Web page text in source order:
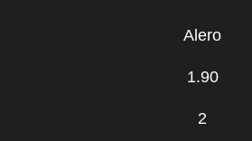
Alero
1.90
2